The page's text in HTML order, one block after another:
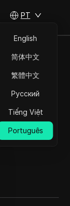
PT
English
简体中文
繁體中文
Русский
Tiếng Việt
Português
contas